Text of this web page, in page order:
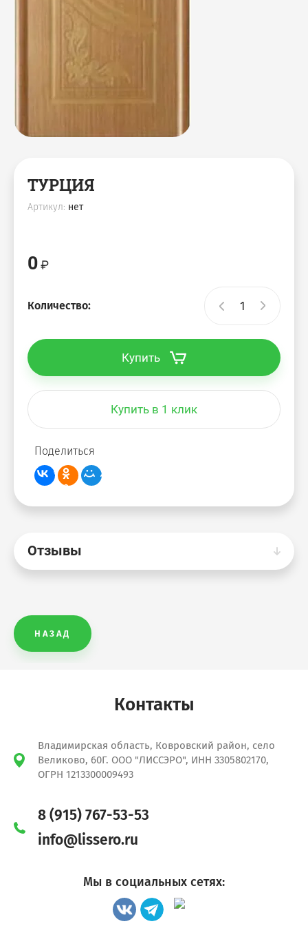
ТУРЦИЯ
Артикул: нет
0
Количество:
Купить
Купить в 1 клик
Поделиться
Отзывы
НАЗАД
Контакты
Владимирская область, Ковровский район, село
Великово, 60Г. ООО "ЛИССЭРО", ИНН 3305802170,
ОГРН 1213300009493
8 (915) 767-53-53
info@lissero.ru
Мы в социальных сетях: